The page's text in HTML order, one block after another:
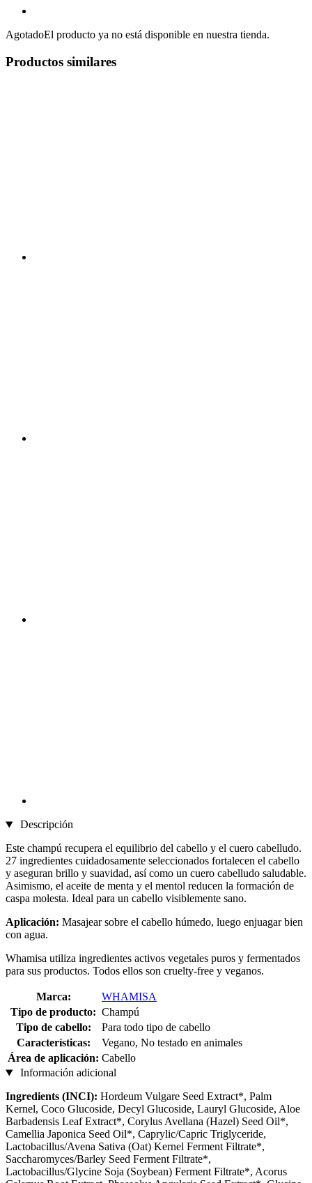
AgotadoEl producto ya no está disponible en nuestra tienda.
Productos similares
Descripción
Este champú recupera el equilibrio del cabello y el cuero cabelludo.
27 ingredientes cuidadosamente seleccionados fortalecen el cabello
y aseguran brillo y suavidad, así como un cuero cabelludo saludable.
Asimismo, el aceite de menta y el mentol reducen la formación de
caspa molesta. Ideal para un cabello visiblemente sano.
Aplicación: Masajear sobre el cabello húmedo, luego enjuagar bien
con agua.
Whamisa utiliza ingredientes activos vegetales puros y fermentados
para sus productos. Todos ellos son cruelty-free y veganos.
Marca:
WHAMISA
Tipo de producto: Champú
Tipo de cabello:
Para todo tipo de cabello
Características:
Vegano, No testado en animales
Área de aplicación: Cabello
Información adicional
Ingredients (INCI): Hordeum Vulgare Seed Extract*, Palm
Kernel, Coco Glucoside, Decyl Glucoside, Lauryl Glucoside, Aloe
Barbadensis Leaf Extract*, Corylus Avellana (Hazel) Seed Oil*,
Camellia Japonica Seed Oil*, Caprylic/Capric Triglyceride,
Lactobacillus/Avena Sativa (Oat) Kernel Ferment Filtrate*,
Saccharomyces/Barley Seed Ferment Filtrate*,
Lactobacillus/Glycine Soja (Soybean) Ferment Filtrate*, Acorus